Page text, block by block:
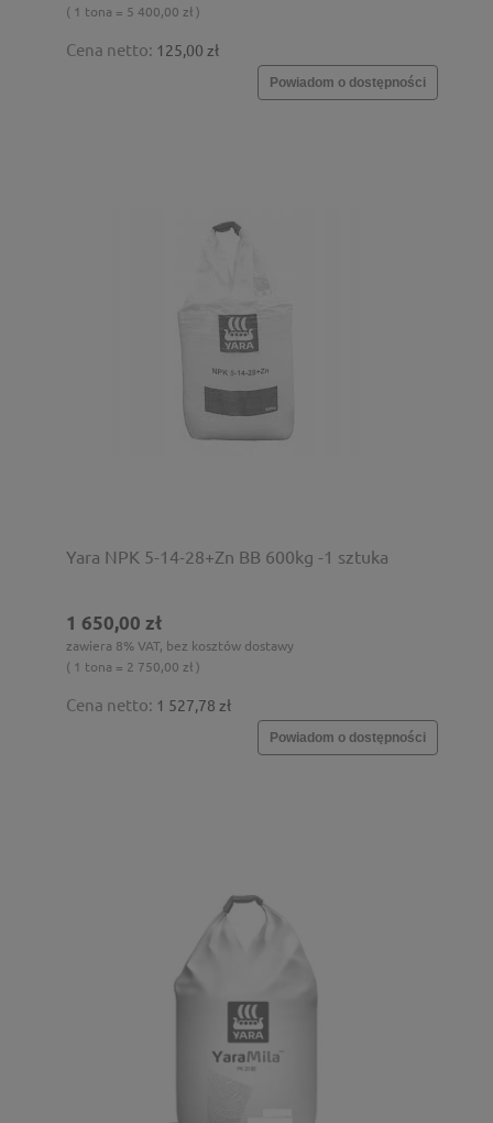
( 1 tona = 5 400,00 zł )
Cena netto: 125,00 zł
Powiadom o dostępności
Yara NPK 5-14-28+Zn BB 600kg -1 sztuka
1 650,00 zł
zawiera 8% VAT, bez kosztów dostawy
( 1 tona = 2 750,00 zł )
Cena netto: 1 527,78 zł
Powiadom o dostępności